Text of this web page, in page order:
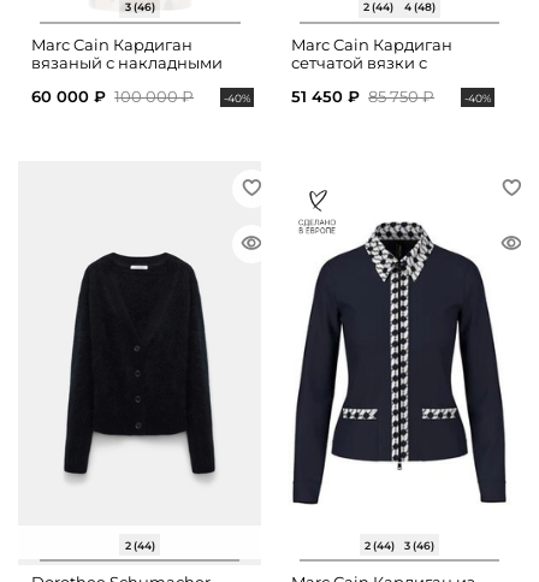
3 (46)
Marc Cain Кардиган
вязаный с накладными
60 000 ₽ 100 000 ₽ -40%
2 (44) 4 (48)
Marc Cain Кардиган
сетчатой вязки с
51 450 ₽ 85 750 ₽ -40%
2 (44) 2 (44) 3 (46)